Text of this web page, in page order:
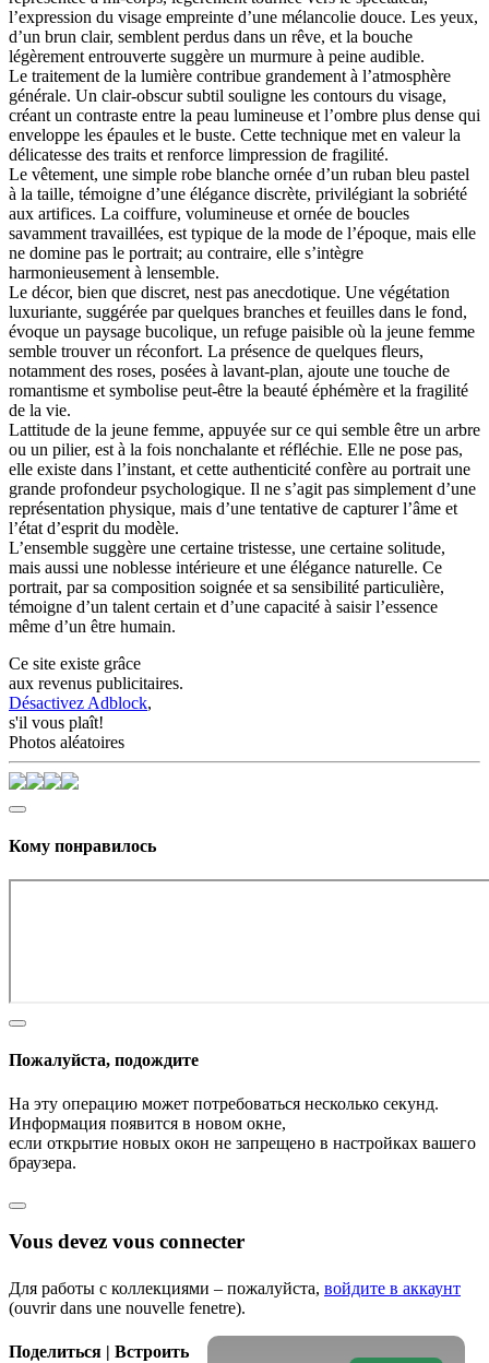
l’expression du visage empreinte d’une mélancolie douce. Les yeux,
d’un brun clair, semblent perdus dans un rêve, et la bouche
légèrement entrouverte suggère un murmure à peine audible.
Le traitement de la lumière contribue grandement à l’atmosphère
générale. Un clair-obscur subtil souligne les contours du visage,
créant un contraste entre la peau lumineuse et l’ombre plus dense qui
enveloppe les épaules et le buste. Cette technique met en valeur la
délicatesse des traits et renforce limpression de fragilité.
Le vêtement, une simple robe blanche ornée d’un ruban bleu pastel
à la taille, témoigne d’une élégance discrète, privilégiant la sobriété
aux artifices. La coiffure, volumineuse et ornée de boucles
savamment travaillées, est typique de la mode de l’époque, mais elle
ne domine pas le portrait; au contraire, elle s’intègre
harmonieusement à lensemble.
Le décor, bien que discret, nest pas anecdotique. Une végétation
luxuriante, suggérée par quelques branches et feuilles dans le fond,
évoque un paysage bucolique, un refuge paisible où la jeune femme
semble trouver un réconfort. La présence de quelques fleurs,
notamment des roses, posées à lavant-plan, ajoute une touche de
romantisme et symbolise peut-être la beauté éphémère et la fragilité
de la vie.
Lattitude de la jeune femme, appuyée sur ce qui semble être un arbre
ou un pilier, est à la fois nonchalante et réfléchie. Elle ne pose pas,
elle existe dans l’instant, et cette authenticité confère au portrait une
grande profondeur psychologique. Il ne s’agit pas simplement d’une
représentation physique, mais d’une tentative de capturer l’âme et
l’état d’esprit du modèle.
L’ensemble suggère une certaine tristesse, une certaine solitude,
mais aussi une noblesse intérieure et une élégance naturelle. Ce
portrait, par sa composition soignée et sa sensibilité particulière,
témoigne d’un talent certain et d’une capacité à saisir l’essence
même d’un être humain.
Ce site existe grâce
aux revenus publicitaires.
Désactivez Adblock,
s'il vous plaît!
Photos aléatoires
Кому понравилось
Пожалуйста, подождите
На эту операцию может потребоваться несколько секунд.
Информация появится в новом окне,
если открытие новых окон не запрещено в настройках вашего
браузера.
Vous devez vous connecter
Для работы с коллекциями – пожалуйста, войдите в аккаунт
(ouvrir dans une nouvelle fenetre).
Поделиться | Встроить